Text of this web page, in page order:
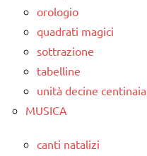
orologio
quadrati magici
sottrazione
tabelline
unità decine centinaia
MUSICA
canti natalizi